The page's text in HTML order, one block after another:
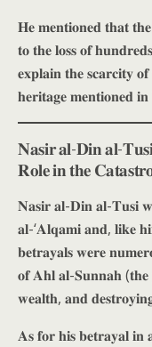
𝐇𝐞 𝐦𝐞𝐧𝐭𝐢𝐨𝐧𝐞𝐝 𝐭𝐡𝐚𝐭
𝐭𝐨 𝐭𝐡𝐞 𝐥𝐨𝐬𝐬 𝐨𝐟
𝐞𝐱𝐩𝐥𝐚𝐢𝐧 𝐭𝐡𝐞 𝐬𝐜𝐚𝐫𝐜𝐢𝐭𝐲
𝐡𝐞𝐫𝐢𝐭𝐚𝐠𝐞 𝐦𝐞𝐧𝐭𝐢𝐨𝐧𝐞𝐝
𝐍𝐚𝐬𝐢𝐫 𝐚𝐥-𝐃𝐢𝐧 𝐚𝐥-
𝐑𝐨𝐥𝐞 𝐢𝐧 𝐭𝐡𝐞
𝐍𝐚𝐬𝐢𝐫 𝐚𝐥-𝐃𝐢𝐧 𝐚𝐥-𝐓𝐮𝐬𝐢
𝐚𝐥-‘𝐀𝐥𝐪𝐚𝐦𝐢 𝐚𝐧𝐝, 𝐥𝐢𝐤𝐞
𝐛𝐞𝐭𝐫𝐚𝐲𝐚𝐥𝐬 𝐰𝐞𝐫𝐞
𝐨𝐟 𝐀𝐡𝐥 𝐚𝐥-𝐒𝐮𝐧𝐧𝐚𝐡 (𝐭𝐡𝐞
𝐰𝐞𝐚𝐥𝐭𝐡, 𝐚𝐧𝐝 𝐝𝐞𝐬𝐭𝐫𝐨𝐲𝐢𝐧𝐠
𝐀𝐬 𝐟𝐨𝐫 𝐡𝐢𝐬 𝐛𝐞𝐭𝐫𝐚𝐲𝐚𝐥 𝐢𝐧